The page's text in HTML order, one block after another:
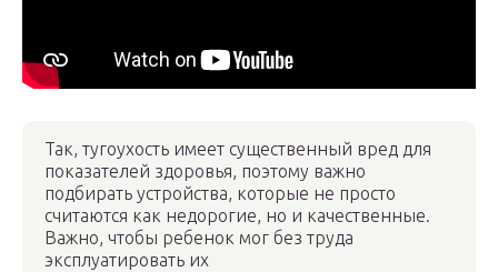
Так, тугоухость имеет существенный вред для
показателей здоровья, поэтому важно
подбирать устройства, которые не просто
считаются как недорогие, но и качественные.
Важно, чтобы ребенок мог без труда
эксплуатировать их